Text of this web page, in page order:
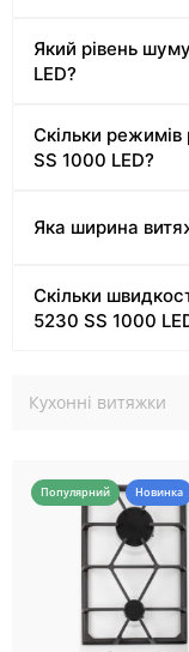
Який рівень
LED?
Скільки
SS 1000 LED?
Яка ширина
Скільки
5230 SS 1000
Кухонні витяжки
Популярний Новинка